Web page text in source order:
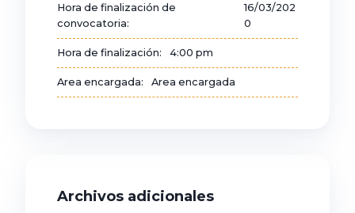
Hora de finalización de
convocatoria:
16/03/202
0
Hora de finalización: 4:00 pm
Area encargada: Area encargada
Archivos adicionales